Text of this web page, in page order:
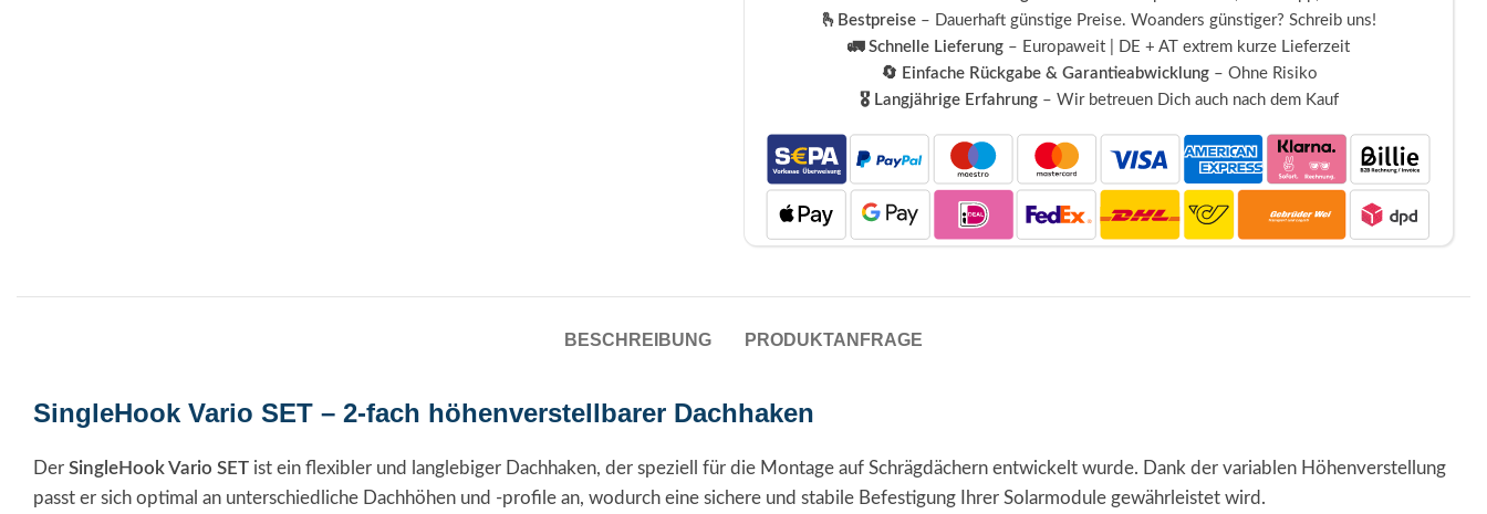
🫰Bestpreise – Dauerhaft günstige Preise. Woanders günstiger? Schreib uns!
🚛 Schnelle Lieferung – Europaweit | DE + AT extrem kurze Lieferzeit
🔄 Einfache Rückgabe & Garantieabwicklung– Ohne Risiko
🎖️ Langjährige Erfahrung– Wir betreuen Dich auch nach dem Kauf
BESCHREIBUNG PRODUKTANFRAGE
SingleHook Vario SET – 2-fach höhenverstellbarer Dachhaken
Der SingleHook Vario SET ist ein flexibler und langlebiger Dachhaken, der speziell für die Montage auf Schrägdächern entwickelt wurde. Dank der variablen Höhenverstellung
passt er sich optimal an unterschiedliche Dachhöhen und -profile an, wodurch eine sichere und stabile Befestigung Ihrer Solarmodule gewährleistet wird.